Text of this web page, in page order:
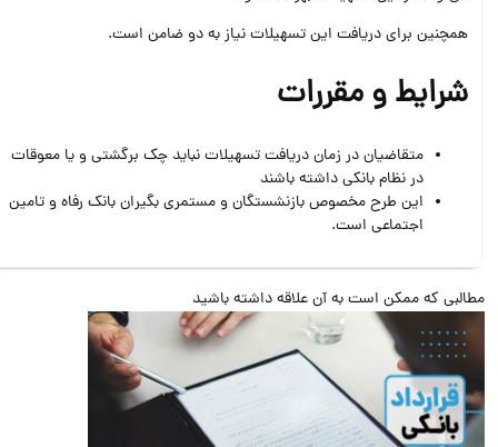
همچنین برای دریافت این تسهیلات نیاز به دو ضامن است.
شرایط و مقررات
متقاضیان در زمان دریافت تسهیلات نباید چک برگشتی و یا معوقات
در نظام بانکی داشته باشند
این طرح مخصوص بازنشستگان و مستمری بگیران بانک رفاه و تامین
اجتماعی است.
که ممکن است به آن علاقه داشته باشید